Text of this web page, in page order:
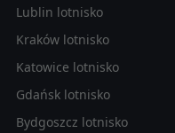
Lublin lotnisko
Kraków lotnisko
Katowice lotnisko
Gdańsk lotnisko
Bydgoszcz lotnisko